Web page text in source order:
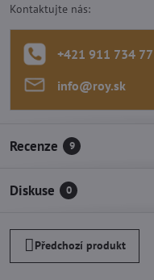
Kontaktujte nás:
+421 911 734
info​@roy​.sk
Recenze 9
Diskuse 0
Předchozí produkt